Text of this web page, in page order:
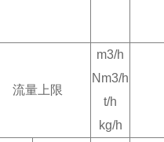
流量上限
m3/h
Nm3/h
t/h
kg/h